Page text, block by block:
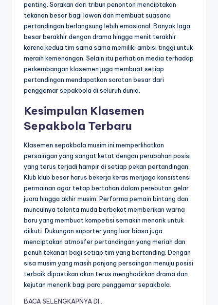
penting. Sorakan dari tribun penonton menciptakan
tekanan besar bagi lawan dan membuat suasana
pertandingan berlangsung lebih emosional. Banyak laga
besar berakhir dengan drama hingga menit terakhir
karena kedua tim sama sama memiliki ambisi tinggi untuk
meraih kemenangan. Selain itu perhatian media terhadap
perkembangan klasemen juga membuat setiap
pertandingan mendapatkan sorotan besar dari
penggemar sepakbola di seluruh dunia.
Kesimpulan Klasemen
Sepakbola Terbaru
Klasemen sepakbola musim ini memperlihatkan
persaingan yang sangat ketat dengan perubahan posisi
yang terus terjadi hampir di setiap pekan pertandingan.
Klub klub besar harus bekerja keras menjaga konsistensi
permainan agar tetap bertahan dalam perebutan gelar
juara hingga akhir musim. Performa pemain bintang dan
munculnya talenta muda berbakat memberikan warna
baru yang membuat kompetisi semakin menarik untuk
diikuti. Dukungan suporter yang luar biasa juga
menciptakan atmosfer pertandingan yang meriah dan
penuh tekanan bagi setiap tim yang bertanding. Dengan
sisa musim yang masih panjang persaingan menuju posisi
terbaik dipastikan akan terus menghadirkan drama dan
kejutan menarik bagi para penggemar sepakbola.
BACA SELENGKAPNYA DI..